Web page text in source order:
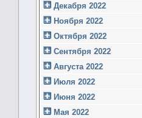
Декабря 2022
Ноября 2022
Октября 2022
Сентября 2022
Августа 2022
Июля 2022
Июня 2022
Мая 2022